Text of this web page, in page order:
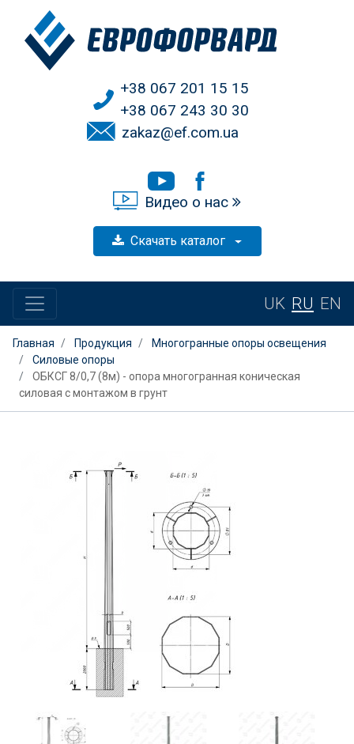
+38 067 201 15 15
+38 067 243 30 30
zakaz@ef.com.ua
Видео о нас
Скачать каталог
UK RU EN
Главная Продукция
Многогранные опоры освещения
Силовые опоры
ОБКСГ 8/0,7 (8м) - опора многогранная коническая
силовая с монтажом в грунт